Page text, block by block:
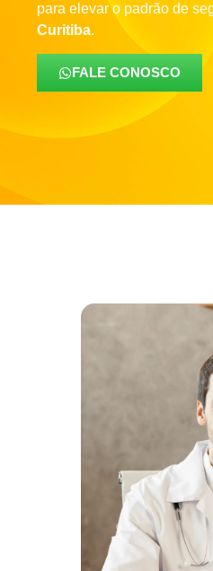
para elevar o padrão de
Curitiba.
FALE CONOSCO